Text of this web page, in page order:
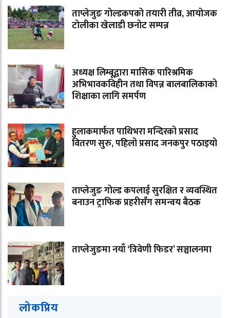
ताप्लेजुङ गोल्डकपको तयारी तीव्र, आयोजक
टोलीका खेलाडी छनोट सम्पन्न
अध्यक्ष लिम्बूद्वारा मासिक पारिश्रमिक
अभिभावकविहीन तथा विपन्न बालबालिकाको
शिक्षाका लागि समर्पण
हुलाकमार्फत पाथिभरा मन्दिरको प्रसाद
वितरण सुरु, पहिलो प्रसाद जनकपुर पठाइयो
ताप्लेजुङ गोल्ड कपलाई सुरक्षित र व्यवस्थित
बनाउन ट्राफिक प्रहरीसँग समन्वय बैठक
ताप्लेजुङमा नयाँ ‘त्रिवेणी फिडर’ सञ्चालनमा
लोकप्रिय